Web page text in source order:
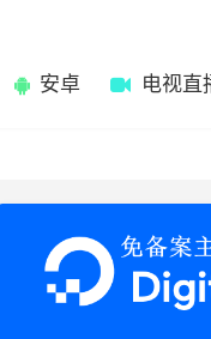
安卓 电视直